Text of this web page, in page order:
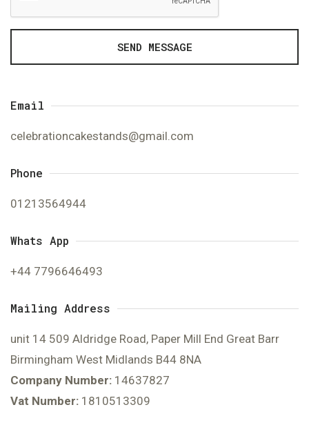
SEND MESSAGE
Email
celebrationcakestands@gmail.com
Phone
01213564944
Whats App
+44 7796646493
Mailing Address
unit 14 509 Aldridge Road, Paper Mill End Great Barr
Birmingham West Midlands B44 8NA
Company Number: 14637827
Vat Number: 1810513309